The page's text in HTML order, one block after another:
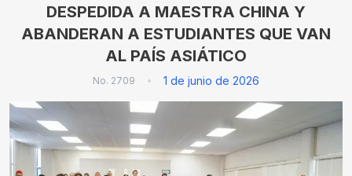
DESPEDIDA A MAESTRA CHINA Y
ABANDERAN A ESTUDIANTES QUE VAN
AL PAÍS ASIÁTICO
No. 2709 1 de junio de 2026